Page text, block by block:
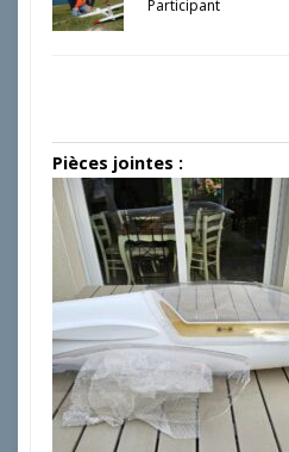
Participant
Pièces jointes :